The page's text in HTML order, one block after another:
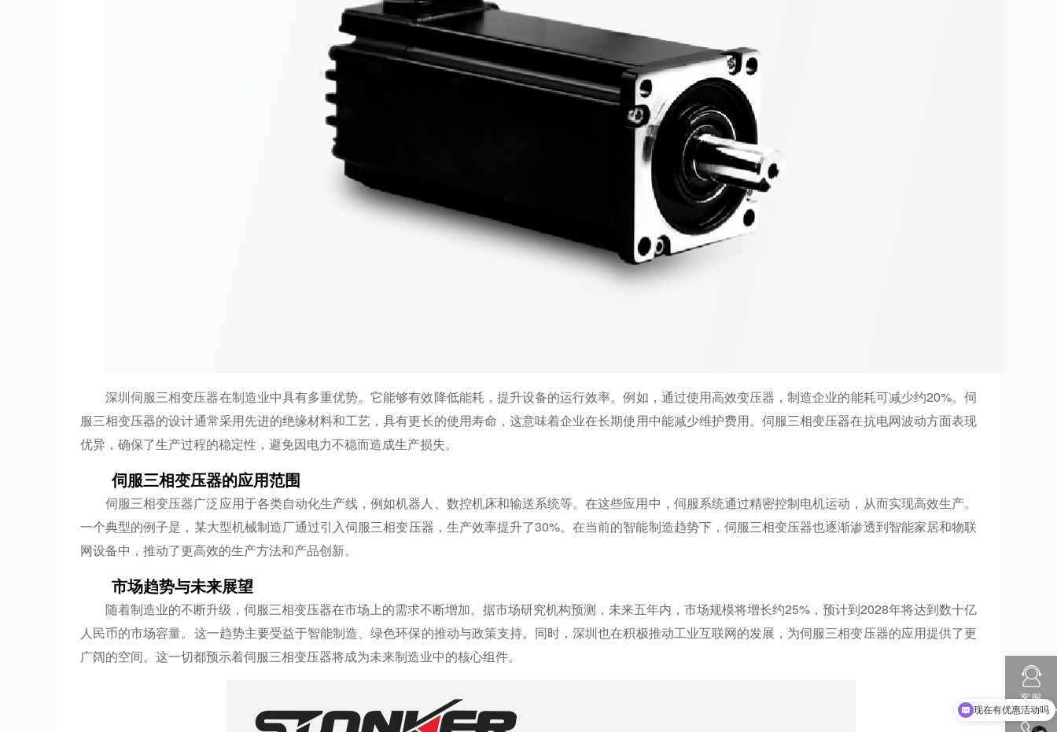
深圳伺服三相变压器在制造业中具有多重优势。它能够有效降低能耗，提升设备的运行效率。例如，通过使用高效变压器，制造企业的能耗可减少约20%。伺
服三相变压器的设计通常采用先进的绝缘材料和工艺，具有更长的使用寿命，这意味着企业在长期使用中能减少维护费用。伺服三相变压器在抗电网波动方面表现
优异，确保了生产过程的稳定性，避免因电力不稳而造成生产损失。
伺服三相变压器的应用范围
伺服三相变压器广泛应用于各类自动化生产线，例如机器人、数控机床和输送系统等。在这些应用中，伺服系统通过精密控制电机运动，从而实现高效生产。
一个典型的例子是，某大型机械制造厂通过引入伺服三相变压器，生产效率提升了30%。在当前的智能制造趋势下，伺服三相变压器也逐渐渗透到智能家居和物联
网设备中，推动了更高效的生产方法和产品创新。
市场趋势与未来展望
随着制造业的不断升级，伺服三相变压器在市场上的需求不断增加。据市场研究机构预测，未来五年内，市场规模将增长约25%，预计到2028年将达到数十亿
人民币的市场容量。这一趋势主要受益于智能制造、绿色环保的推动与政策支持。同时，深圳也在积极推动工业互联网的发展，为伺服三相变压器的应用提供了更
广阔的空间。这一切都预示着伺服三相变压器将成为未来制造业中的核心组件。
客服
可以介绍下你们的产品么
现在有优惠活动吗